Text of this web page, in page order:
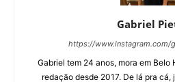
Gabriel
https://www.instagram.com/
Gabriel tem 24 anos, mora em
redação desde 2017. De lá pra